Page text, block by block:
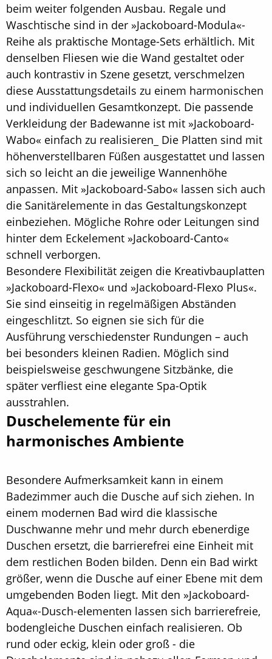
beim weiter folgenden Ausbau. Regale und
Waschtische sind in der »Jackoboard-Modula«-
Reihe als praktische Montage-Sets erhältlich. Mit
denselben Fliesen wie die Wand gestaltet oder
auch kontrastiv in Szene gesetzt, verschmelzen
diese Ausstattungsdetails zu einem harmonischen
und individuellen Gesamtkonzept. Die passende
Verkleidung der Badewanne ist mit »Jackoboard-
Wabo« einfach zu realisieren_ Die Platten sind mit
höhenverstellbaren Füßen ausgestattet und lassen
sich so leicht an die jeweilige Wannenhöhe
anpassen. Mit »Jackoboard-Sabo« lassen sich auch
die Sanitärelemente in das Gestaltungskonzept
einbeziehen. Mögliche Rohre oder Leitungen sind
hinter dem Eckelement »Jackoboard-Canto«
schnell verborgen.
Besondere Flexibilität zeigen die Kreativbauplatten
»Jackoboard-Flexo« und »Jackoboard-Flexo Plus«.
Sie sind einseitig in regelmäßigen Abständen
eingeschlitzt. So eignen sie sich für die
Ausführung verschiedenster Rundungen – auch
bei besonders kleinen Radien. Möglich sind
beispielsweise geschwungene Sitzbänke, die
später verfliest eine elegante Spa-Optik
ausstrahlen.
Duschelemente für ein
harmonisches Ambiente
Besondere Aufmerksamkeit kann in einem
Badezimmer auch die Dusche auf sich ziehen. In
einem modernen Bad wird die klassische
Duschwanne mehr und mehr durch ebenerdige
Duschen ersetzt, die barrierefrei eine Einheit mit
dem restlichen Boden bilden. Denn ein Bad wirkt
größer, wenn die Dusche auf einer Ebene mit dem
umgebenden Boden liegt. Mit den »Jackoboard-
Aqua«-Dusch-elementen lassen sich barrierefreie,
bodengleiche Duschen einfach realisieren. Ob
rund oder eckig, klein oder groß - die